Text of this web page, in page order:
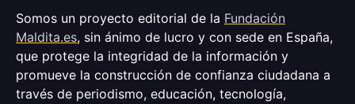
Somos un proyecto editorial de la Fundación
Maldita.es, sin ánimo de lucro y con sede en España,
que protege la integridad de la información y
promueve la construcción de confianza ciudadana a
través de periodismo, educación, tecnología,